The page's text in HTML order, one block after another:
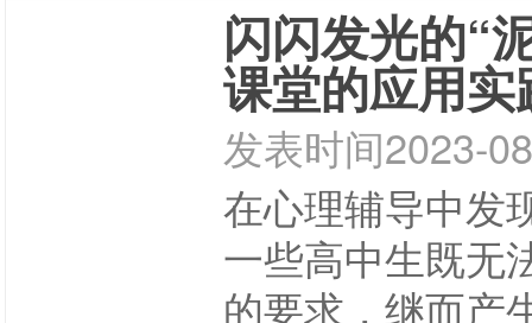
闪闪发光的“
课堂的应用实
发表时间2023-
在心理辅导中发
一些高中生既无
的要求，继而产